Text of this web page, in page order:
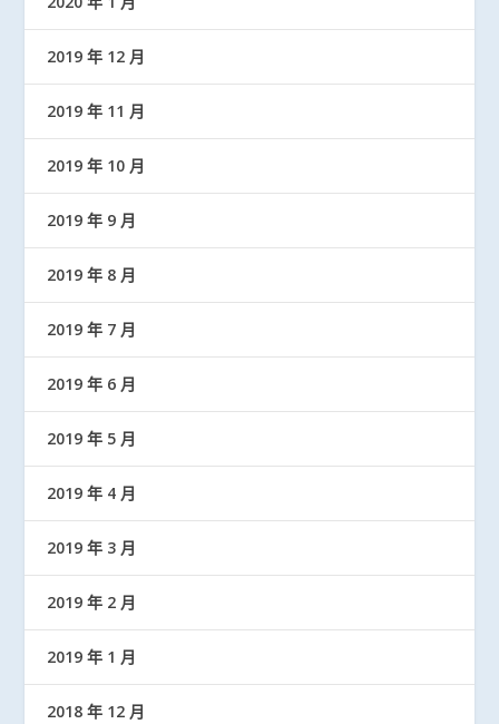
2019 年 12 月
2019 年 11 月
2019 年 10 月
2019 年 9 月
2019 年 8 月
2019 年 7 月
2019 年 6 月
2019 年 5 月
2019 年 4 月
2019 年 3 月
2019 年 2 月
2019 年 1 月
2018 年 12 月